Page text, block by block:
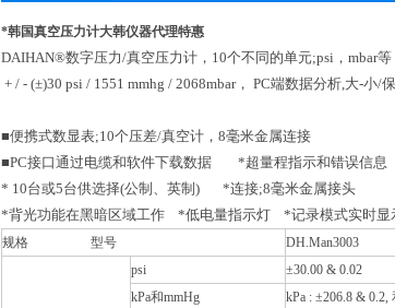
*韩国真空压力计大韩仪器代理特惠
DAIHAN®数字压力/真空压力计，10个不同的单元;psi，mbar等
+ / - (±)30 psi / 1551 mmhg / 2068mbar， PC端数据分析,大-小/
■便携式数显表;10个压差/真空计，8毫米金属连接
■PC接口通过电缆和软件下载数据 *超量程指示和错误信息
* 10台或5台供选择(公制、英制) *连接;8毫米金属接头
*背光功能在黑暗区域工作 *低电量指示灯 *记录模式实时显
规格 型号 DH.Man3003
psi
±30.00 & 0.02
kPa和mmHg
kPa : ±206.8 & 0.2,